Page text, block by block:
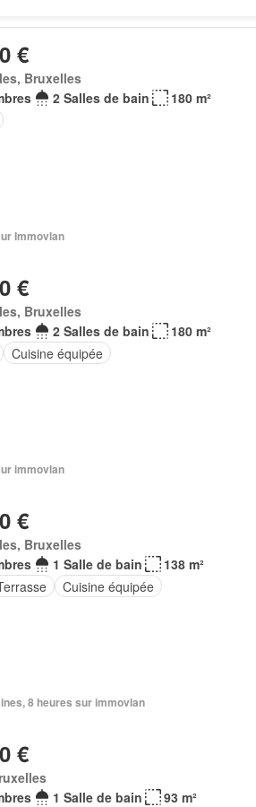
€
Bruxelles
2 Salles de bain
180 m²
Immovlan
€
Bruxelles
2 Salles de bain
180 m²
Cuisine équipée
immovlan
€
Bruxelles
1 Salle de bain
138 m²
Cuisine équipée
8 heures sur immovlan
€
1 Salle de bain
93 m²